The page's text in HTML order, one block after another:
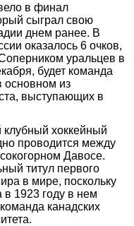
в финал
сыграл свою
днем ранее. В
оказалось 6 очков,
уральцев в
будет команда
основном из
выступающих в
хоккейный
проводится между
Давосе.
титул первого
в мире, поскольку
1923 году в нем
канадских